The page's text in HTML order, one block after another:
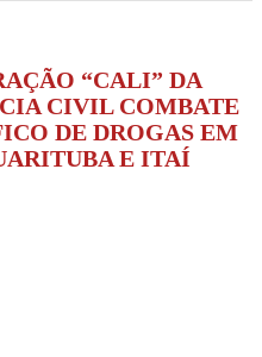
“CALI” DA
CIVIL COMBATE
DE DROGAS EM
E ITAÍ